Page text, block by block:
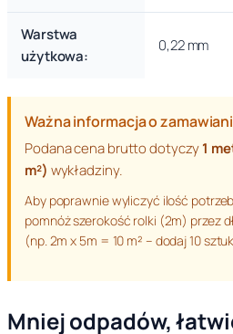
Warstwa
użytkowa:
0,22 mm
Ważna informacja o
Podana cena brutto dotyczy1
m²) wykładziny.
Aby poprawnie wyliczyć ilość
pomnóż szerokość rolki (2m) przez
(np. 2m x 5m = 10 m² – dodaj 10
Mniej odpadów,